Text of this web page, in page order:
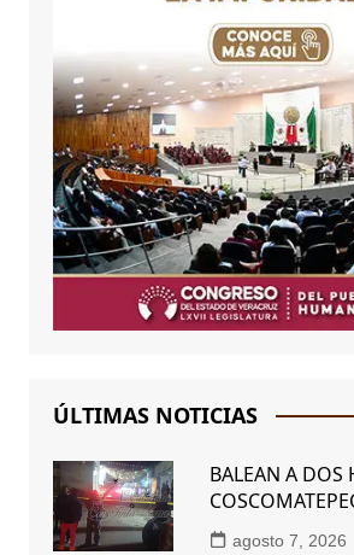
ÚLTIMAS NOTICIAS
BALEAN A DOS
agosto 7, 2026